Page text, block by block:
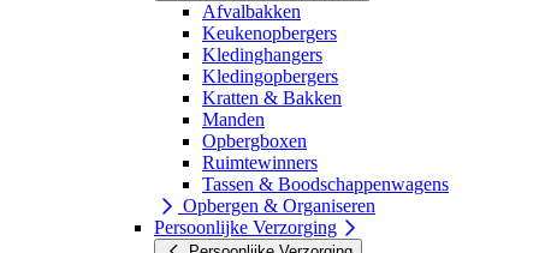
Afvalbakken
Keukenopbergers
Kledinghangers
Kledingopbergers
Kratten & Bakken
Manden
Opbergboxen
Ruimtewinners
Tassen & Boodschappenwagens
Opbergen & Organiseren
Persoonlijke Verzorging